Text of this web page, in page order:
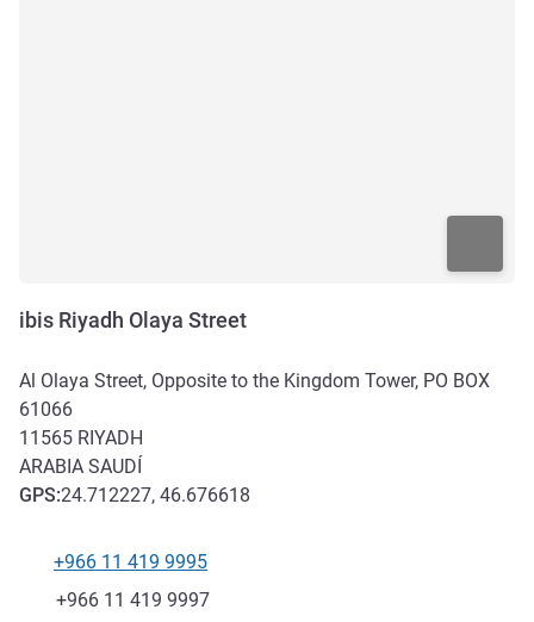
ibis Riyadh Olaya Street
Al Olaya Street, Opposite to the Kingdom Tower, PO BOX
61066
11565 RIYADH
ARABIA SAUDÍ
GPS:24.712227, 46.676618
Teléfono
+966 11 419 9995
Fax
+966 11 419 9997